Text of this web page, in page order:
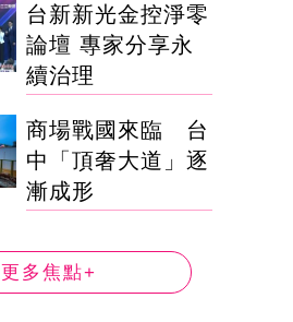
台新新光金控淨零
論壇 專家分享永
續治理
商場戰國來臨 台
中「頂奢大道」逐
漸成形
更多焦點+